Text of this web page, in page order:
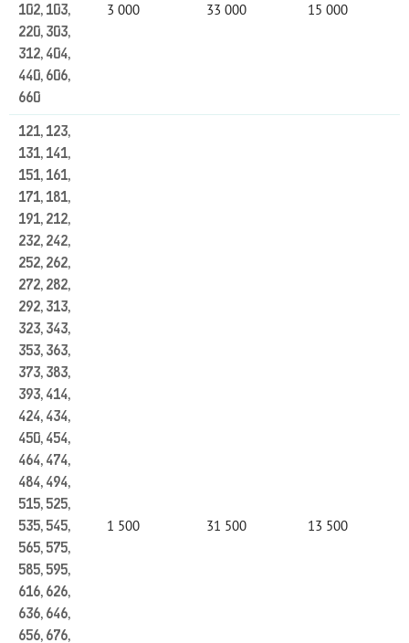
102, 103,
220, 303,
312, 404,
440, 606,
660
3 000 33 000 15 000
121, 123,
131, 141,
151, 161,
171, 181,
191, 212,
232, 242,
252, 262,
272, 282,
292, 313,
323, 343,
353, 363,
373, 383,
393, 414,
424, 434,
450, 454,
464, 474,
484, 494,
515, 525,
535, 545,
565, 575,
585, 595,
616, 626,
636, 646,
656, 676,
1 500 31 500 13 500